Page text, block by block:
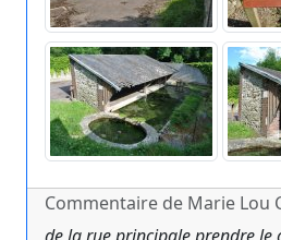
Commentaire de Marie Lou